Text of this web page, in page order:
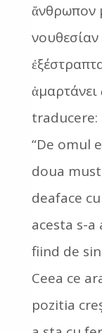
ἄνθρωπον
νουθεσίαν
ἁμαρτάνει
traducere:
“De omul
doua
deaface
acesta s-
fiind de
Ceea ce
pozitia